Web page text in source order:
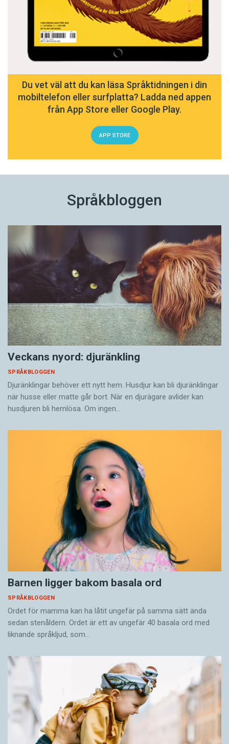
Du vet väl att du kan läsa Språktidningen i din
mobiltelefon eller surfplatta? Ladda ned appen
från App Store eller Google Play.
APP STORE
Språkbloggen
Veckans nyord: djuränkling
SPRÅKBLOGGEN
Djuränklingar behöver ett nytt hem. Husdjur kan bli djuränklingar
när husse eller matte går bort. När en djurägare avlider kan
husdjuren bli hemlösa. Om ingen…
Barnen ligger bakom basala ord
SPRÅKBLOGGEN
Ordet för mamma kan ha låtit ungefär på samma sätt ända
sedan stenåldern. Ordet är ett av ungefär 40 basala ord med
liknande språkljud, som…